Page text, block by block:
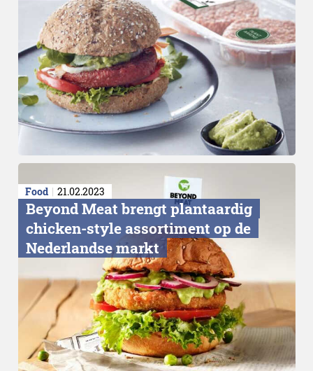
Food 21.02.2023
Beyond Meat brengt plantaardig
chicken-style assortiment op de
Nederlandse markt